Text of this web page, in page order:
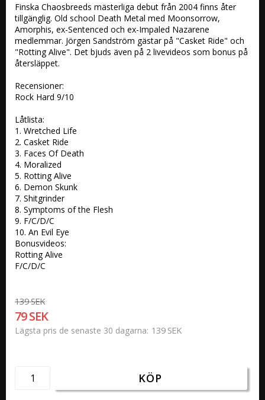
Finska Chaosbreeds mästerliga debut från 2004 finns åter
tillgänglig. Old school Death Metal med Moonsorrow,
Amorphis, ex-Sentenced och ex-Impaled Nazarene
medlemmar. Jörgen Sandström gästar på "Casket Ride" och
"Rotting Alive". Det bjuds även på 2 livevideos som bonus på
återsläppet.
Recensioner:
Rock Hard 9/10
Låtlista:
1. Wretched Life
2. Casket Ride
3. Faces Of Death
4. Moralized
5. Rotting Alive
6. Demon Skunk
7. Shitgrinder
8. Symptoms of the Flesh
9. F/C/D/C
10. An Evil Eye
Bonusvideos:
Rotting Alive
F/C/D/C
139 SEK
79 SEK
Lägsta pris de senaste 30 dagarna 139 SEK
KÖP